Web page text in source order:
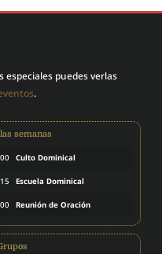
especiales puedes verlas
.
semanas
Culto Dominical
Escuela Dominical
Reunión de Oración